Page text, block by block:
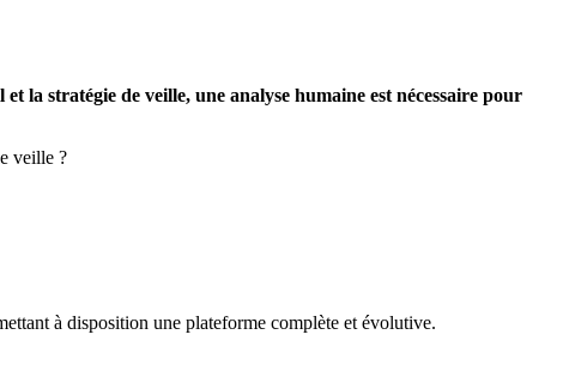
la stratégie de veille, une analyse humaine est nécessaire pour
veille ?
à disposition une plateforme complète et évolutive.